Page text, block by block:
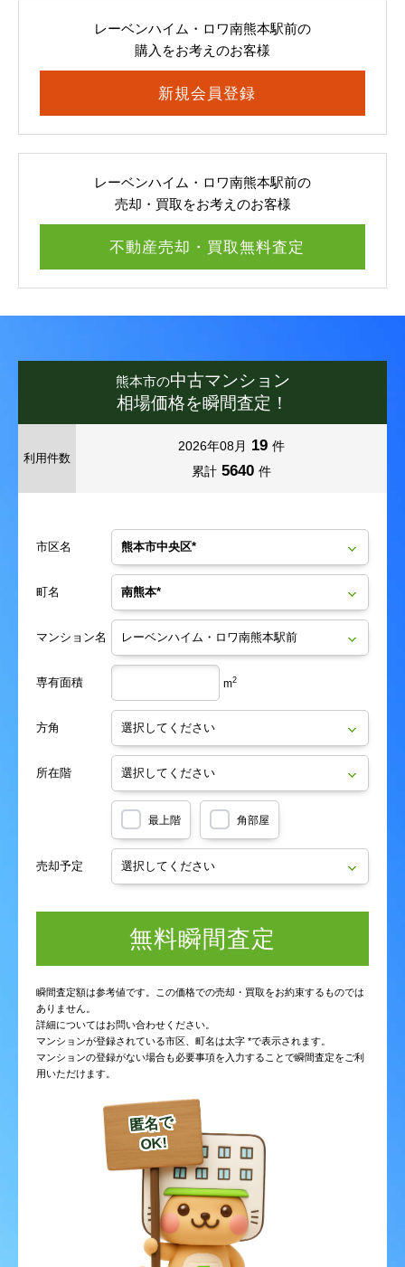
レーベンハイム・ロワ南熊本駅前の
購入をお考えのお客様
新規会員登録
レーベンハイム・ロワ南熊本駅前の
売却・買取をお考えのお客様
不動産売却・買取無料査定
熊本市の中古マンション
相場価格を瞬間査定！
利用件数
2026年08月 19 件
累計 5640 件
市区名
町名
マンション名
専有面積 m2
方角
所在階
最上階 角部屋
売却予定
無料瞬間査定
瞬間査定額は参考値です。この価格での売却・買取をお約束するものでは
ありません。
詳細についてはお問い合わせください。
マンションが登録されている市区、町名は太字 *で表示されます。
マンションの登録がない場合も必要事項を入力することで瞬間査定をご利
用いただけます。